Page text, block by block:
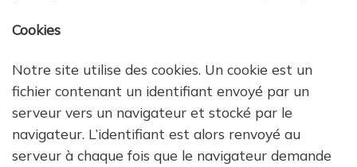
Cookies
Notre site utilise des cookies. Un cookie est un
fichier contenant un identifiant envoyé par un
serveur vers un navigateur et stocké par le
navigateur. L’identifiant est alors renvoyé au
serveur à chaque fois que le navigateur demande